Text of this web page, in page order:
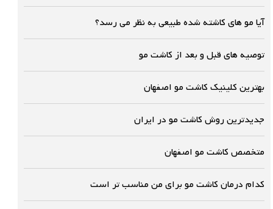
آیا مو های کاشته شده طبیعی به نظر می رسد؟
توصیه های قبل و بعد از کاشت مو
بهترین کلینیک کاشت مو اصفهان
جدیدترین روش کاشت مو در ایران
متخصص کاشت مو اصفهان
کدام درمان کاشت مو برای من مناسب تر است